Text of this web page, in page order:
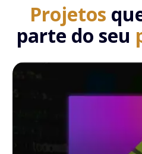
Projetos
parte do seu